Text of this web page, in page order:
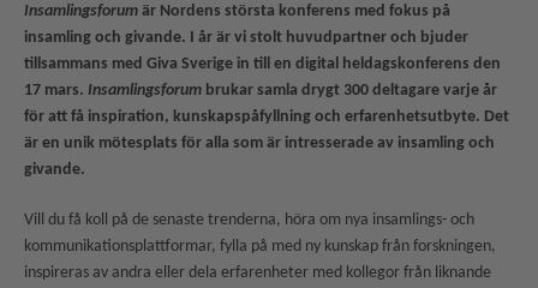
Insamlingsforum är Nordens största konferens med fokus på
insamling och givande. I år är vi stolt huvudpartner och bjuder
tillsammans med Giva Sverige in till en digital heldagskonferens den
17 mars. Insamlingsforum brukar samla drygt 300 deltagare varje år
för att få inspiration, kunskapspåfyllning och erfarenhetsutbyte. Det
är en unik mötesplats för alla som är intresserade av insamling och
givande.
Vill du få koll på de senaste trenderna, höra om nya insamlings- och
kommunikationsplattformar, fylla på med ny kunskap från forskningen,
inspireras av andra eller dela erfarenheter med kollegor från liknande